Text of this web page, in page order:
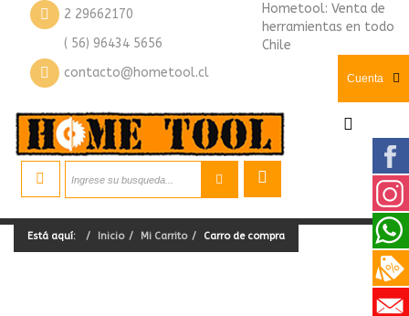
2 29662170
( 56) 96434 5656
contacto@hometool.cl
Hometool: Venta de
herramientas en todo
Chile
Cuenta
Está aquí: Inicio Mi Carrito Carro de compra